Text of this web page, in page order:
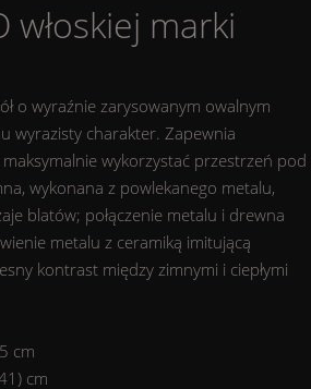
włoskiej marki
o wyraźnie zarysowanym owalnym
wyrazisty charakter. Zapewnia
wykorzystać przestrzeń pod
wykonana z powlekanego metalu,
blatów; połączenie metalu i drewna
metalu z ceramiką imitującą
kontrast między zimnymi i ciepłymi
cm
cm